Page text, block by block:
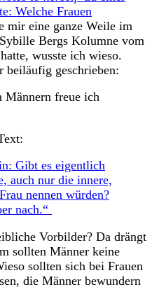
Welche Frauen
mir eine ganze Weile im
Bergs Kolumne vom
wusste ich wieso.
geschrieben:
Männern freue ich
Gibt es eigentlich
auch nur die innere,
nennen würden?
nach.“
Vorbilder? Da drängt
sollten Männer keine
sollten sich bei Frauen
die Männer bewundern